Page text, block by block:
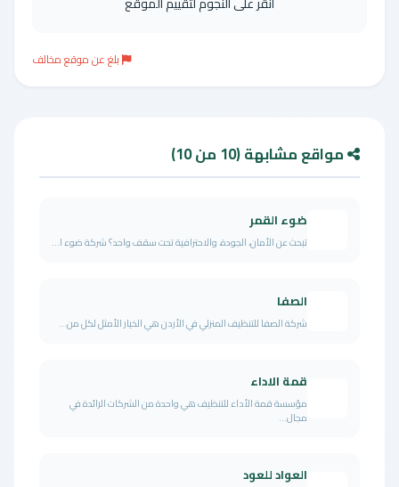
بلغ عن موقع مخالف
مواقع مشابهة (10 من 10)
ضوء القمر
تبحث عن الأمان، الجودة، والاحترافية تحت سقف واحد؟ شركة ضوء ا...
الصفا
شركة الصفا للتنظيف المنزلي في الأردن هي الخيار الأمثل لكل من...
قمة الاداء
مؤسسة قمة الأداء للتنظيف هي واحدة من الشركات الرائدة في
مجال...
العواد للعود